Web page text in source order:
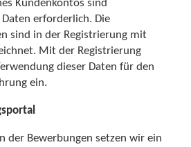
Kundenkontos sind
erforderlich. Die
sind in der Registrierung mit
Mit der Registrierung
dieser Daten für den
ein.
der Bewerbungen setzen wir ein